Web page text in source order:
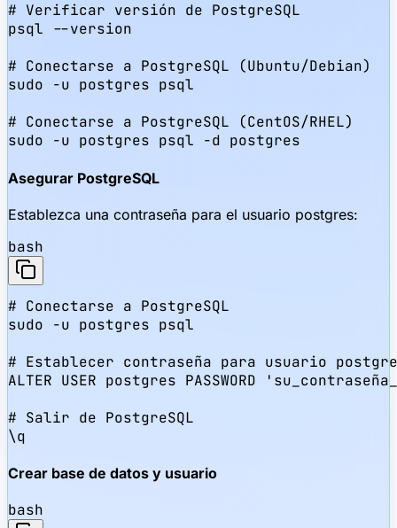
# Verificar versión de PostgreSQL
psql --version
# Conectarse a PostgreSQL (Ubuntu/Debian)
sudo -u postgres psql
# Conectarse a PostgreSQL (CentOS/RHEL)
sudo -u postgres psql -d postgres
Asegurar PostgreSQL
Establezca una contraseña para el usuario postgres:
bash
# Conectarse a PostgreSQL
sudo -u postgres psql
# Establecer contraseña para usuario
ALTER USER postgres PASSWORD
# Salir de PostgreSQL
\q
Crear base de datos y usuario
bash